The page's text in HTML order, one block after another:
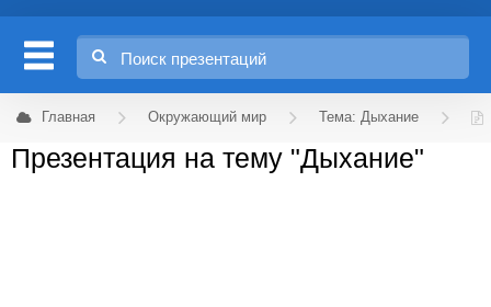
Главная Окружающий мир Тема: Дыхание
Презентация на тему "Дыхание"